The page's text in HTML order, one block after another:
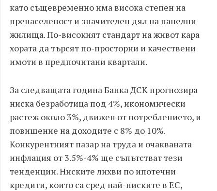
като същевременно има висока степен на
пренаселеност и значителен дял на панелни
жилища. По-високият стандарт на живот кара
хората да търсят по-просторни и качествени
имоти в предпочитани квартали.
За следващата година Банка ДСК прогнозира
ниска безработица под 4%, икономически
растеж около 3%, движен от потреблението, и
повишение на доходите с 8% до 10%.
Конкурентният пазар на труда и очакваната
инфлация от 3.5%-4% ще съпътстват тези
тенденции. Ниските лихви по ипотечни
кредити, които са сред най-ниските в ЕС,